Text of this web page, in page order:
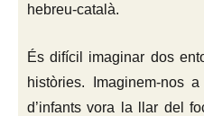
hebreu-català.
És difícil imaginar dos
històries. Imaginem-nos
d’infants vora la llar del